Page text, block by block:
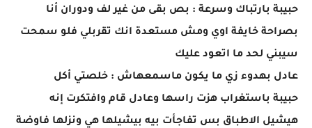
حبيبة بارتباك وسرعة : بص بقى من غير لف ودوران أنا
بصراحة خايفة اوي ومش مستعدة انك تقربلي فلو سمحت
سيبني لحد ما اتعود عليك
عادل بهدوء زي ما يكون ماسمعهاش : خلصتي أكل
حبيبة باستغراب هزت راسها وعادل قام وافتكرت إنه
هيشيل الاطباق بس تفاجأت بيه بيشيلها هي ونزلها فاوضة